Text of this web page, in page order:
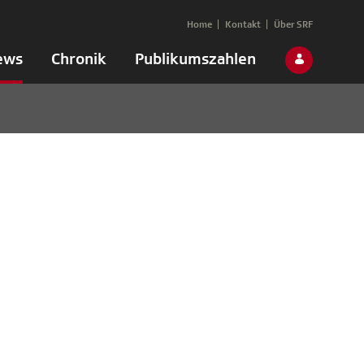
Chronik Publikumszahlen
Home Kontakt Über SRF